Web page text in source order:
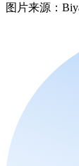
图片来源：